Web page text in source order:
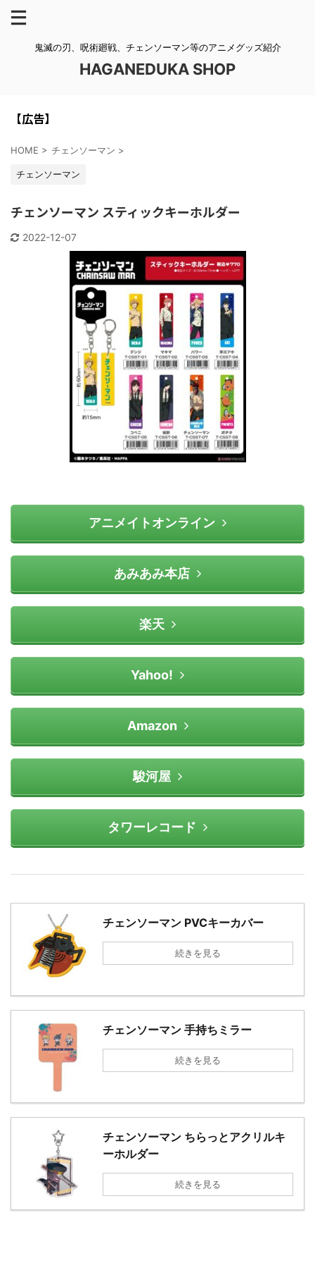
鬼滅の刃、呪術廻戦、チェンソーマン等のアニメグッズ紹介
HAGANEDUKA SHOP
【広告】
HOME > チェンソーマン >
チェンソーマン
チェンソーマン スティックキーホルダー
2022-12-07
アニメイトオンライン
あみあみ本店
楽天
Yahoo!
Amazon
駿河屋
タワーレコード
チェンソーマン PVCキーカバー
続きを見る
チェンソーマン 手持ちミラー
続きを見る
チェンソーマン ちらっとアクリルキ
ーホルダー
続きを見る